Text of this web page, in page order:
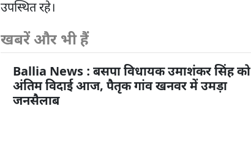
उपस्थित रहे।
खबरें और भी हैं
Ballia News : बसपा विधायक उमाशंकर सिंह को
अंतिम विदाई आज, पैतृक गांव खनवर में उमड़ा
जनसैलाब